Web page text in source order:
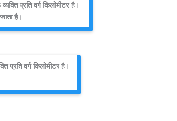
प्रति वर्ग किलोमीटर है।
है।
प्रति वर्ग किलोमीटर है।